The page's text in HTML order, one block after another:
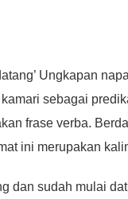
Ungkapan
sebagai
frase verba.
ini merupakan
dan sudah mulai